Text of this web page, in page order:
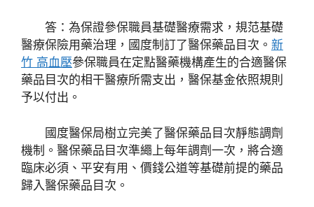
答：為保證參保職員基礎醫療需求，規范基礎
醫療保險用藥治理，國度制訂了醫保藥品目次。 新
竹 高血壓參保職員在定點醫藥機構產生的合適醫保
藥品目次的相干醫療所需支出，醫保基金依照規則
予以付出。
國度醫保局樹立完美了醫保藥品目次靜態調劑
機制。醫保藥品目次準繩上每年調劑一次，將合適
臨床必須、平安有用、價錢公道等基礎前提的藥品
歸入醫保藥品目次。